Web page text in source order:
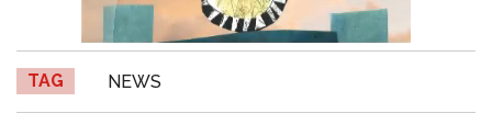
TAG NEWS